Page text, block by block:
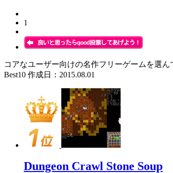
1
コアなユーザー向けの名作フリーゲームを選ん
Best10 作成日：2015.08.01
Dungeon Crawl Stone Soup